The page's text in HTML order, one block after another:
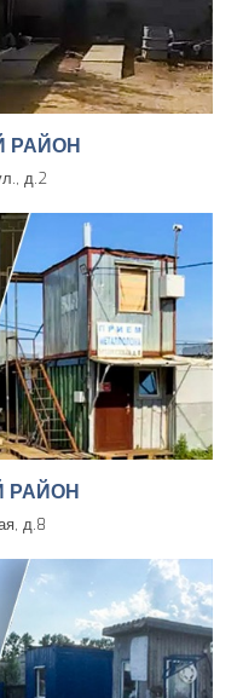
РАЙОН
д.2
РАЙОН
д.8